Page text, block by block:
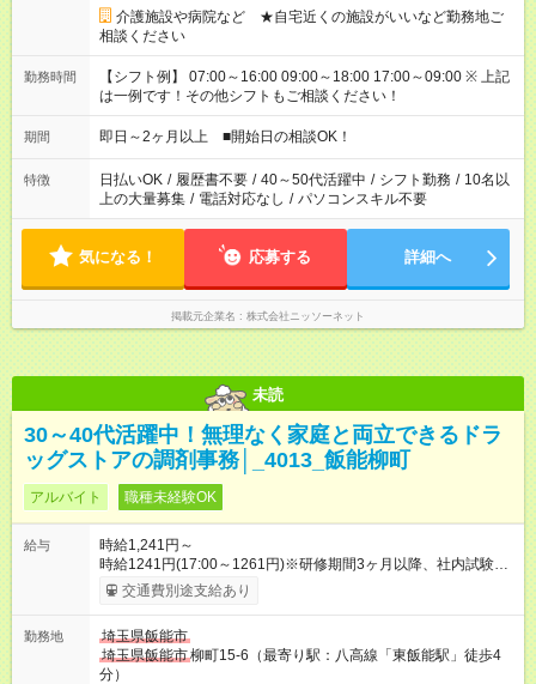
介護施設や病院など ★自宅近くの施設がいいなど勤務地ご
相談ください
勤務時間
【シフト例】 07:00～16:00 09:00～18:00 17:00～09:00 ※ 上記
は一例です！その他シフトもご相談ください！
期間 即日～2ヶ月以上 ■開始日の相談OK！
特徴 日払いOK / 履歴書不要 / 40～50代活躍中 / シフト勤務 / 10名以
上の大量募集 / 電話対応なし / パソコンスキル不要
気になる！ 応募する 詳細へ
掲載元企業名 株式会社ニッソーネット
未読
30～40代活躍中！無理なく家庭と両立できるドラ
ッグストアの調剤事務│_4013_飯能柳町
アルバイト 職種未経験OK
給与
時給1,241円～
時給1241円(17:00～1261円)※研修期間3ヶ月以降、社内試験に
よる更新判定あり 社内試験合格後、時給＋50～100円の昇給あ
り （大学生は＋20円） 試用期間あり：入社日から3ヶ月間／本
間の長さ：3ヶ月 雇用形態、給与は本採用時と同じです。
交通費別途支給あり
勤務地
埼玉県飯能市
埼玉県飯能市柳町15-6（最寄り駅：八高線「東飯能駅」徒歩4
分）